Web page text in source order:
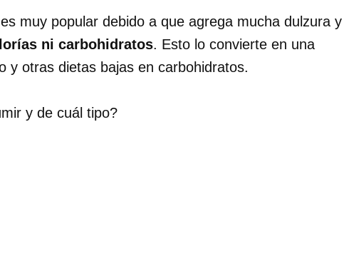
muy popular debido a que agrega mucha dulzura y
ni carbohidratos. Esto lo convierte en una
y otras dietas bajas en carbohidratos.
y de cuál tipo?